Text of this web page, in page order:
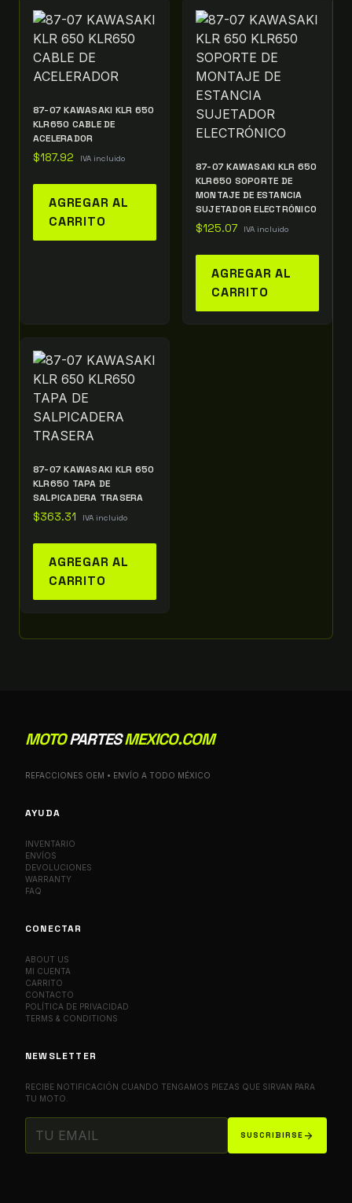
87-07 KAWASAKI KLR 650
KLR650 CABLE DE
ACELERADOR
$187.92 IVA incluido
AGREGAR AL
CARRITO
87-07 KAWASAKI KLR 650
KLR650 SOPORTE DE
MONTAJE DE ESTANCIA
SUJETADOR ELECTRÓNICO
$125.07 IVA incluido
AGREGAR AL
CARRITO
87-07 KAWASAKI KLR 650
KLR650 TAPA DE
SALPICADERA TRASERA
$363.31 IVA incluido
AGREGAR AL
CARRITO
MOTOPARTESMEXICO.COM
REFACCIONES OEM • ENVÍO A TODO MÉXICO
AYUDA
INVENTARIO
ENVÍOS
DEVOLUCIONES
WARRANTY
FAQ
CONECTAR
ABOUT US
MI CUENTA
CARRITO
CONTACTO
POLÍTICA DE PRIVACIDAD
TERMS & CONDITIONS
NEWSLETTER
RECIBE NOTIFICACIÓN CUANDO TENGAMOS PIEZAS QUE SIRVAN PARA
TU MOTO.
SUSCRIBIRSE arrow_forward